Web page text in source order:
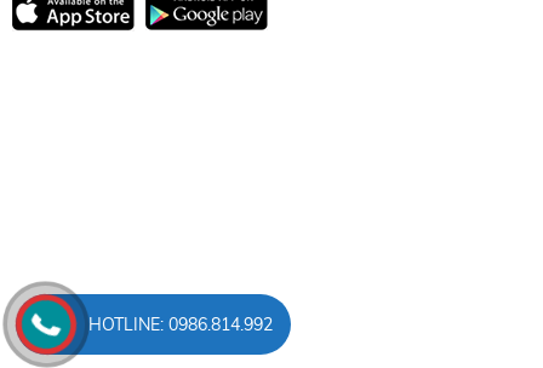
HOTLINE: 0986.814.992